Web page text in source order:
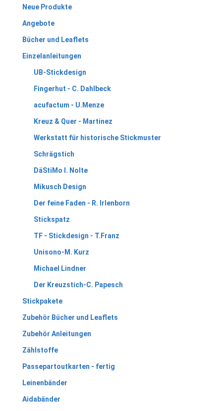
Neue Produkte
Angebote
Bücher und Leaflets
Einzelanleitungen
UB-Stickdesign
Fingerhut - C. Dahlbeck
acufactum - U.Menze
Kreuz & Quer - Martinez
Werkstatt für historische Stickmuster
Schrägstich
DäStiMo I. Nolte
Mikusch Design
Der feine Faden - R. Irlenborn
Stickspatz
TF - Stickdesign - T.Franz
Unisono-M. Kurz
Michael Lindner
Der Kreuzstich-C. Papesch
Stickpakete
Zubehör Bücher und Leaflets
Zubehör Anleitungen
Zählstoffe
Passepartoutkarten - fertig
Leinenbänder
Aidabänder